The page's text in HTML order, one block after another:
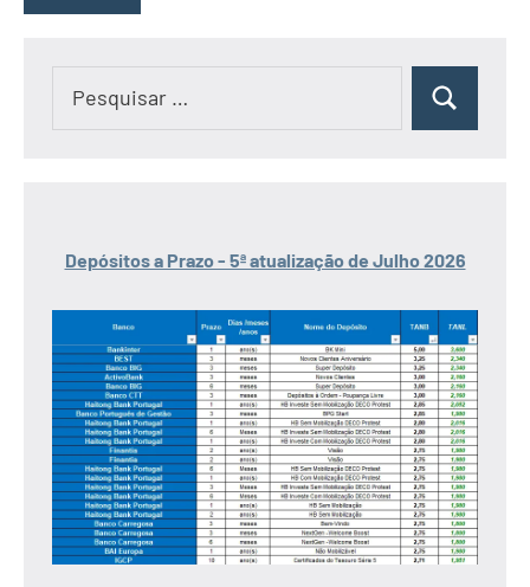
Pesquisar
Depósitos a Prazo - 5ª atualização de Julho 2026